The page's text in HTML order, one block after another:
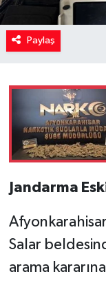
Paylaş
Jandarma
Salar
arama